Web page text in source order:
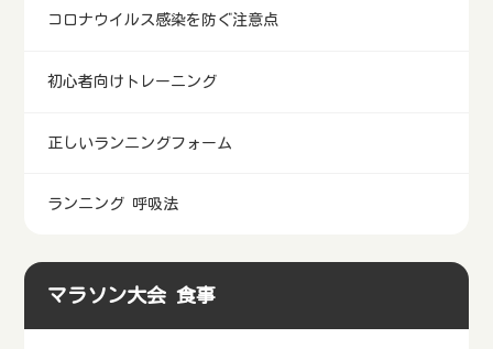
コロナウイルス感染を防ぐ注意点
初心者向けトレーニング
正しいランニングフォーム
ランニング 呼吸法
マラソン大会 食事